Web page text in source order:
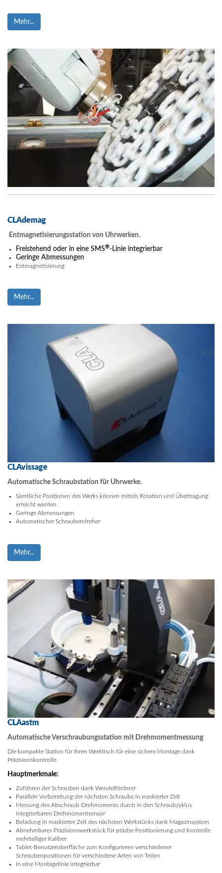
Mehr...
CLAdemag
Entmagnetisierungsstation von Uhrwerken.
Freistehend oder in eine SMS®-Linie integrierbar
Geringe Abmessungen
Entmagnetisierung
Mehr...
CLAvissage
Automatische Schraubstation für Uhrwerke.
Sämtliche Positionen des Werks können mittels Rotation und Übertragung
erreicht werden
Geringe Abmessungen
Automatischer Schraubendreher
Mehr...
CLAastm
Automatische Verschraubungsstation mit Drehmomentmessung
Die kompakte Station für Ihren Werktisch für eine sichere Montage dank
Präzisionskontrolle
Hauptmerkmale:
Zuführen der Schrauben dank Wendelförderer
Parallele Vorbereitung der nächsten Schraube in maskierter Zeit
Messung des Abschraub-Drehmoments durch in den Schraubzyklus
integrierbaren Drehmomentsensor
Beladung in maskierter Zeit des nächsten Werkstücks dank Magazinsystem
Abnehmbares Präzisionswerkstück für präzise Positionierung und Kontrolle
mehrteiliger Kaliber
Tablet-Benutzeroberfläche zum Konfigurieren verschiedener
Schraubenpositionen für verschiedene Arten von Teilen
In eine Montagelinie integrierbar